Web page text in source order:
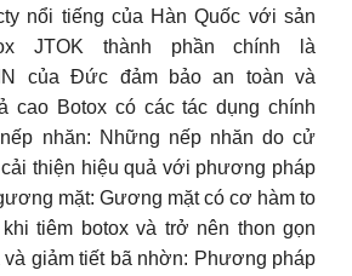
nổi tiếng của Hàn Quốc với sản
JTOK thành phần chính là
của Đức đảm bảo an toàn và
cao Botox có các tác dụng chính
nhăn: Những nếp nhăn do cử
thiện hiệu quả với phương pháp
mặt: Gương mặt có cơ hàm to
tiêm botox và trở nên thon gọn
và giảm tiết bã nhờn: Phương pháp